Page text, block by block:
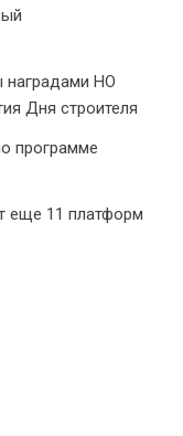
наградами НО
Дня строителя
программе
еще 11 платформ